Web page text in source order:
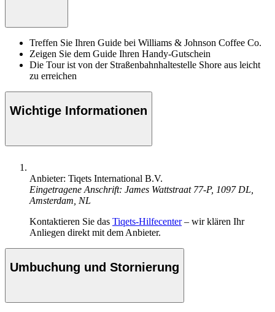
Treffen Sie Ihren Guide bei Williams & Johnson Coffee Co.
Zeigen Sie dem Guide Ihren Handy-Gutschein
Die Tour ist von der Straßenbahnhaltestelle Shore aus leicht
zu erreichen
Wichtige Informationen
Anbieter: Tiqets International B.V.
Eingetragene Anschrift: James Wattstraat 77-P, 1097 DL,
Amsterdam, NL
Kontaktieren Sie das Tiqets-Hilfecenter– wir klären Ihr
Anliegen direkt mit dem Anbieter.
Umbuchung und Stornierung